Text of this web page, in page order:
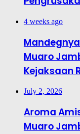
4 weeks ago
Muaro
Kejaksaan
July 2, 2026
Aroma
Muaro